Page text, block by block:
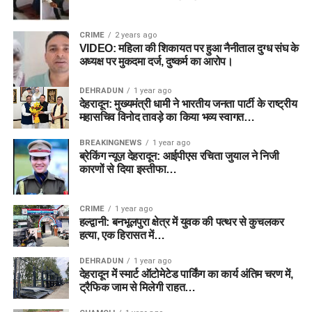
CRIME 2 years ago
VIDEO: महिला की शिकायत पर हुआ नैनीताल दुग्ध संघ के
अध्यक्ष पर मुकदमा दर्ज, दुष्कर्म का आरोप।
DEHRADUN 1 year ago
देहरादून: मुख्यमंत्री धामी ने भारतीय जनता पार्टी के राष्ट्रीय
महासचिव विनोद तावड़े का किया भव्य स्वागत…
BREAKINGNEWS 1 year ago
ब्रेकिंग न्यूज़ देहरादून: आईपीएस रचिता जुयाल ने निजी
कारणों से दिया इस्तीफा…
CRIME 1 year ago
हल्द्वानी: बनभूलपुरा क्षेत्र में युवक की पत्थर से कुचलकर
हत्या, एक हिरासत में…
DEHRADUN 1 year ago
देहरादून में स्मार्ट ऑटोमेटेड पार्किंग का कार्य अंतिम चरण में,
ट्रैफिक जाम से मिलेगी राहत…